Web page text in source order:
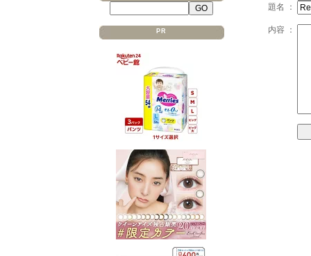
PR
題名 ：
内容 ：